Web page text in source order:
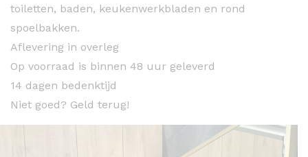
toiletten, baden, keukenwerkbladen en rond
spoelbakken.
Aflevering in overleg
Op voorraad is binnen 48 uur geleverd
14 dagen bedenktijd
Niet goed? Geld terug!